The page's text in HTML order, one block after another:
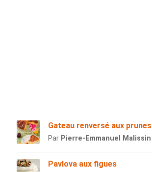
Gateau renversé aux prunes
Par Pierre-Emmanuel Malissin
Pavlova aux figues